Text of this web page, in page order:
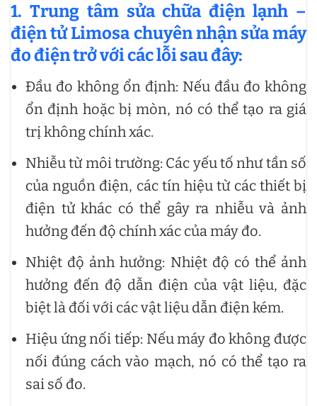
1. Trung tâm sửa chữa điện lạnh –
điện tử Limosa chuyên nhận sửa máy
đo điện trở với các lỗi sau đây:
Đầu đo không ổn định: Nếu đầu đo không
ổn định hoặc bị mòn, nó có thể tạo ra giá
trị không chính xác.
Nhiễu từ môi trường: Các yếu tố như tần số
của nguồn điện, các tín hiệu từ các thiết bị
điện tử khác có thể gây ra nhiễu và ảnh
hưởng đến độ chính xác của máy đo.
Nhiệt độ ảnh hưởng: Nhiệt độ có thể ảnh
hưởng đến độ dẫn điện của vật liệu, đặc
biệt là đối với các vật liệu dẫn điện kém.
Hiệu ứng nối tiếp: Nếu máy đo không được
nối đúng cách vào mạch, nó có thể tạo ra
sai số đo.